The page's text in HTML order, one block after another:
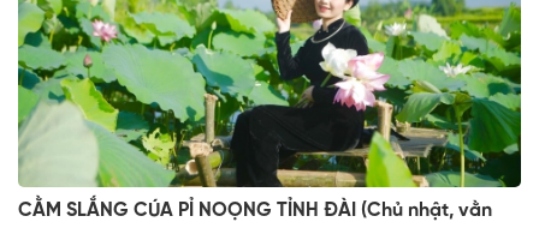
CẰM SLẮNG CÚA PỈ NOỌNG TỈNH ĐÀI (Chủ nhật, vằn